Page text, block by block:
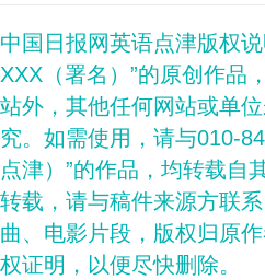
中国日报网英语点津版权
XXX（署名）”的原创作品
站外，其他任何网站或单
究。如需使用，请与010-
点津）”的作品，均转载自
转载，请与稿件来源方联
曲、电影片段，版权归原
权证明，以便尽快删除。